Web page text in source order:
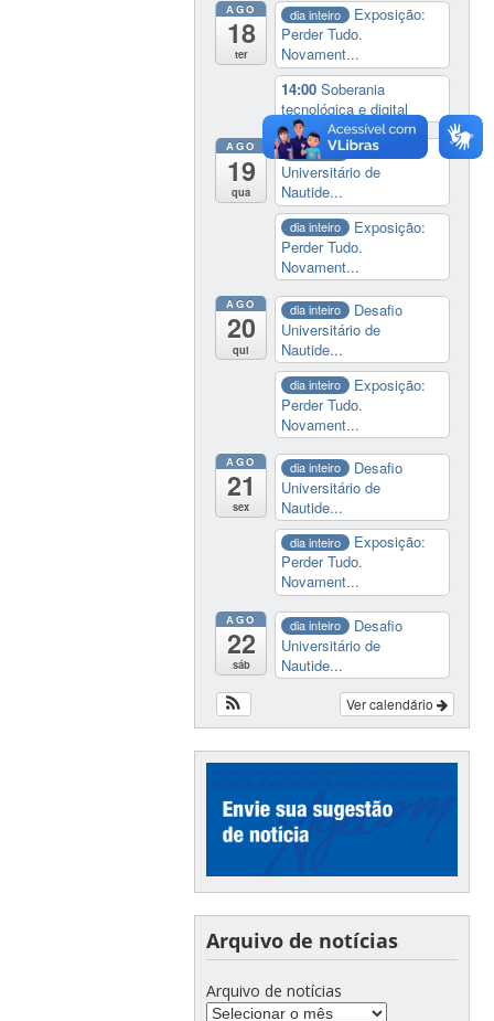
AGO
18
ter
dia inteiro
Exposição:
Perder Tudo.
Novament...
14:00Soberania
tecnológica e digital
AGO
19
qua
dia inteiro
Desafio
Universitário de
Nautide...
dia inteiro
Exposição:
Perder Tudo.
Novament...
AGO
20
qui
dia inteiro
Desafio
Universitário de
Nautide...
dia inteiro
Exposição:
Perder Tudo.
Novament...
AGO
21
sex
dia inteiro
Desafio
Universitário de
Nautide...
dia inteiro
Exposição:
Perder Tudo.
Novament...
AGO
22
sáb
dia inteiro
Desafio
Universitário de
Nautide...
Ver calendário
Arquivo de notícias
Arquivo de notícias